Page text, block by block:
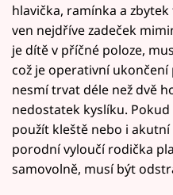
hlavička, ramínka a
ven nejdříve zadeček
je dítě v příčné poloze,
což je operativní
nesmí trvat déle než dvě
nedostatek kyslíku.
použít kleště nebo i
porodní vyloučí rodička
samovolně, musí být